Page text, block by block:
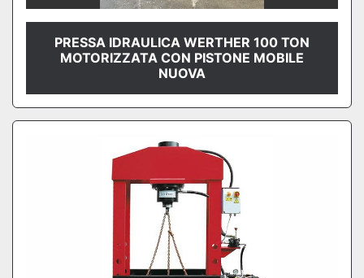
PRESSA IDRAULICA WERTHER 100 TON
MOTORIZZATA CON PISTONE MOBILE
NUOVA